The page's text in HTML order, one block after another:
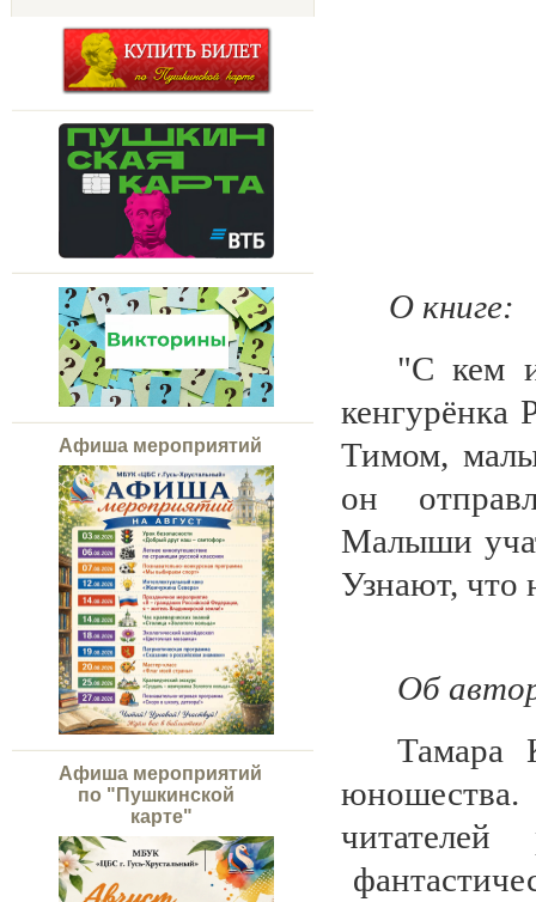
Афиша мероприятий
Афиша мероприятий
по "Пушкинской
карте"
О книге:
"С кем
кенгурёнка
Тимом,
он
Малыши
Узнают, что
Об
Тамара
читателей